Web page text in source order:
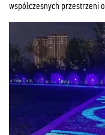
współczesnych przestrzeni